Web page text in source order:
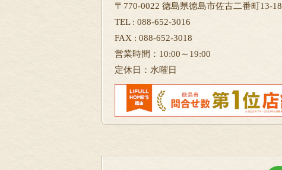
〒770-0022 徳島県徳島市佐古二番町13-18
TEL : 088-652-3016
FAX : 088-652-3018
営業時間：10:00～19:00
定休日：水曜日